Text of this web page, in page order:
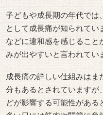
成長痛の詳しい仕組みはま
分もあるとされています
どが影響する可能性がある
多い日には筋肉や関節に
夜に違和感を感じることが
また、夜になると体の感覚
日中には気にならなかった
ると言われています。この